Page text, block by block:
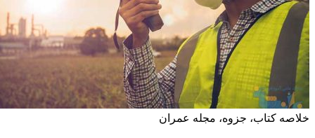
کتاب، جزوه، مجله عمران